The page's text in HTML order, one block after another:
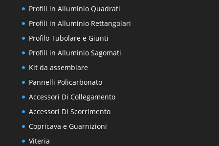
Profili in Alluminio Quadrati
Profili in Alluminio Rettangolari
Profilo Tubolare e Giunti
Profili in Alluminio Sagomati
Kit da assemblare
Pannelli Policarbonato
Accessori Di Collegamento
Accessori Di Scorrimento
Copricava e Guarnizioni
Viteria